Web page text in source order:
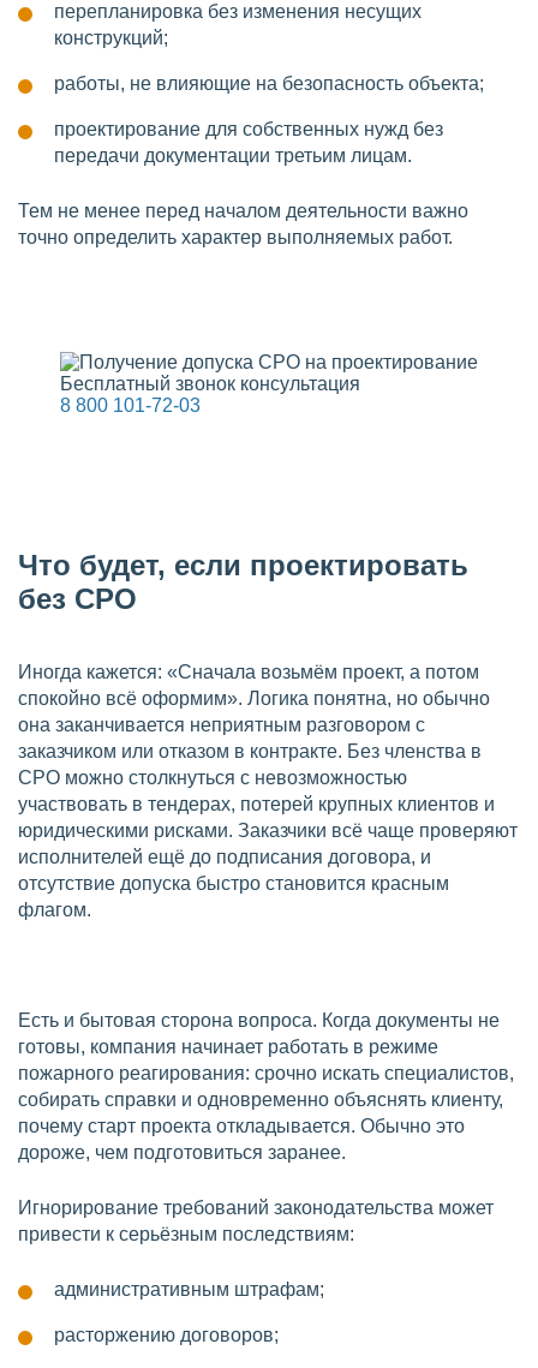
Бесплатный звонок консультация
8 800 101-72-03
перепланировка без изменения несущих
конструкций;
работы, не влияющие на безопасность объекта;
проектирование для собственных нужд без
передачи документации третьим лицам.
Тем не менее перед началом деятельности важно
точно определить характер выполняемых работ.
Что будет, если проектировать
без СРО
Иногда кажется: «Сначала возьмём проект, а потом
спокойно всё оформим». Логика понятна, но обычно
она заканчивается неприятным разговором с
заказчиком или отказом в контракте. Без членства в
СРО можно столкнуться с невозможностью
участвовать в тендерах, потерей крупных клиентов и
юридическими рисками. Заказчики всё чаще проверяют
исполнителей ещё до подписания договора, и
отсутствие допуска быстро становится красным
флагом.
Есть и бытовая сторона вопроса. Когда документы не
готовы, компания начинает работать в режиме
пожарного реагирования: срочно искать специалистов,
собирать справки и одновременно объяснять клиенту,
почему старт проекта откладывается. Обычно это
дороже, чем подготовиться заранее.
Игнорирование требований законодательства может
привести к серьёзным последствиям:
административным штрафам;
расторжению договоров;